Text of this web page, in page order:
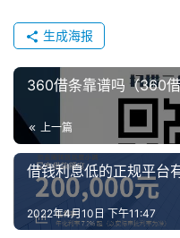
生成海报
360借条靠谱吗（360借
上一篇
借钱利息低的正规平台
2022年4月10日 下午11:47